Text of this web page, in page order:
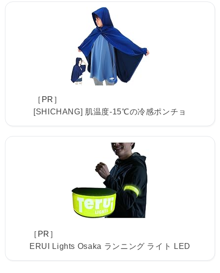
［PR］
[SHICHANG] 肌温度-15℃の冷感ポンチョ
［PR］
ERUI Lights Osaka ランニング ライト LED